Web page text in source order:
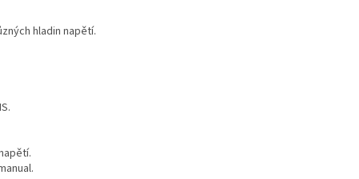
hladin napětí.